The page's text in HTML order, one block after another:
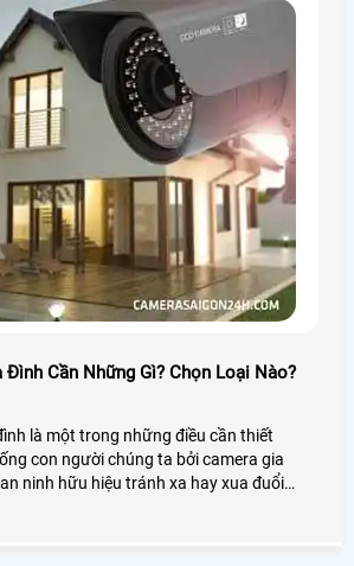
Đình Cần Những Gì? Chọn Loại Nào?
là một trong những điều cần thiết
con người chúng ta bởi camera gia
ninh hữu hiệu tránh xa hay xua đuổi